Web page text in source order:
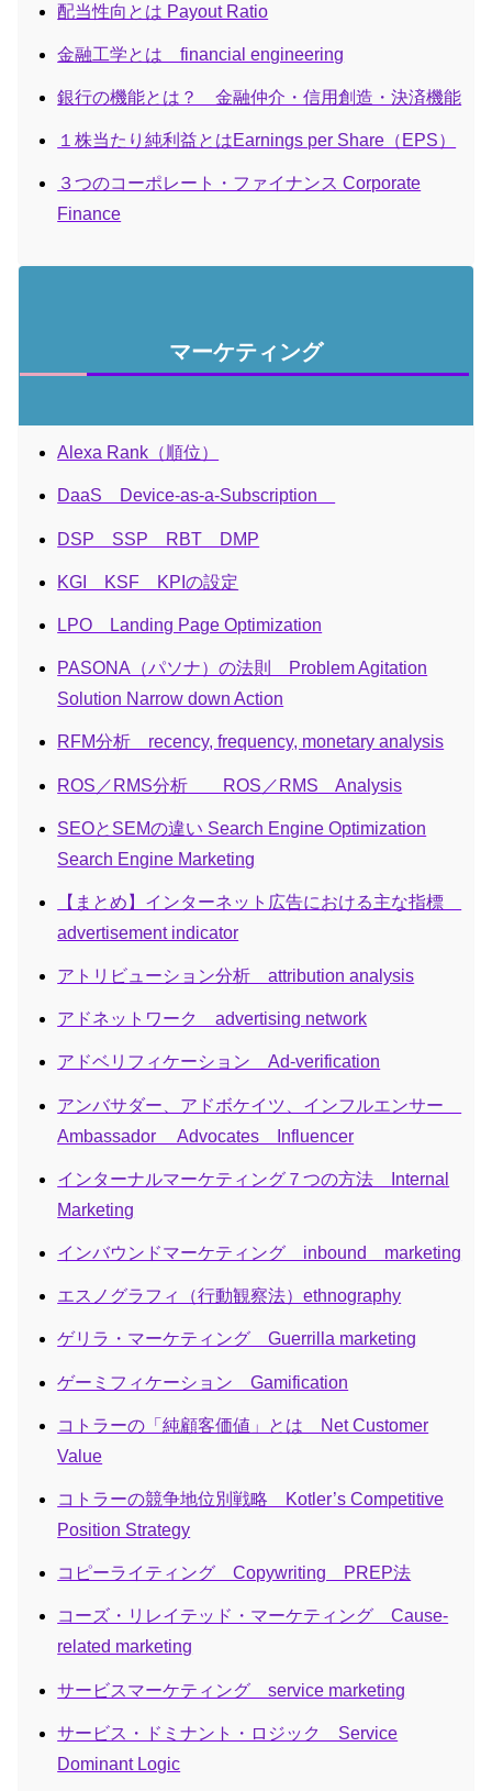
配当性向とは Payout Ratio
金融工学とは financial engineering
銀行の機能とは？ 金融仲介・信用創造・決済機能
１株当たり純利益とはEarnings per Share（EPS）
３つのコーポレート・ファイナンス Corporate
Finance
マーケティング
Alexa Rank（順位）
DaaS Device-as-a-Subscription
DSP SSP RBT DMP
KGI KSF KPIの設定
LPO Landing Page Optimization
PASONA（パソナ）の法則 Problem Agitation
Solution Narrow down Action
RFM分析 recency, frequency, monetary analysis
ROS／RMS分析 ROS／RMS Analysis
SEOとSEMの違い Search Engine Optimization
Search Engine Marketing
【まとめ】インターネット広告における主な指標
advertisement indicator
アトリビューション分析 attribution analysis
アドネットワーク advertising network
アドベリフィケーション Ad-verification
アンバサダー、アドボケイツ、インフルエンサー
Ambassador Advocates Influencer
インターナルマーケティング７つの方法 Internal
Marketing
インバウンドマーケティング inbound marketing
エスノグラフィ（行動観察法）ethnography
ゲリラ・マーケティング Guerrilla marketing
ゲーミフィケーション Gamification
コトラーの「純顧客価値」とは Net Customer
Value
コトラーの競争地位別戦略 Kotler’s Competitive
Position Strategy
コピーライティング Copywriting PREP法
コーズ・リレイテッド・マーケティング Cause-
related marketing
サービスマーケティング service marketing
サービス・ドミナント・ロジック Service
Dominant Logic